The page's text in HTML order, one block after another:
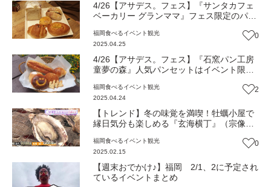
4/26【アサデス。フェス】『サンタカフェ
ベーカリー グランママ』フェス限定のパン
福岡食べるイベント観光
2025.04.25
0
4/26【アサデス。フェス】『石窯パン工房
童夢の森』人気パンセットはイベント限
福岡食べるイベント観光
2025.04.24
2
【トレンド】冬の味覚を満喫！牡蠣小屋で
縁日気分も楽しめる『玄海横丁』（宗像
福岡食べるイベント観光
2025.02.15
0
【週末おでかけ♪】福岡 2/1、2に予定され
ているイベントまとめ